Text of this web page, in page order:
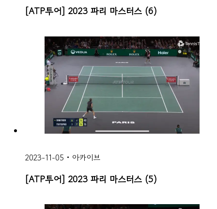
[ATP투어] 2023 파리 마스터스 (6)
2023-11-05 • 아카이브
[ATP투어] 2023 파리 마스터스 (5)